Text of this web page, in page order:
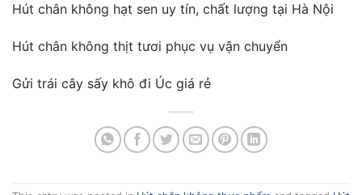
Hút chân không hạt sen uy tín, chất lượng tại Hà Nội
Hút chân không thịt tươi phục vụ vận chuyển
Gửi trái cây sấy khô đi Úc giá rẻ